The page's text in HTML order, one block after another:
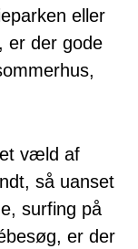
eller
er der gode
væld af
så uanset
surfing på
er der